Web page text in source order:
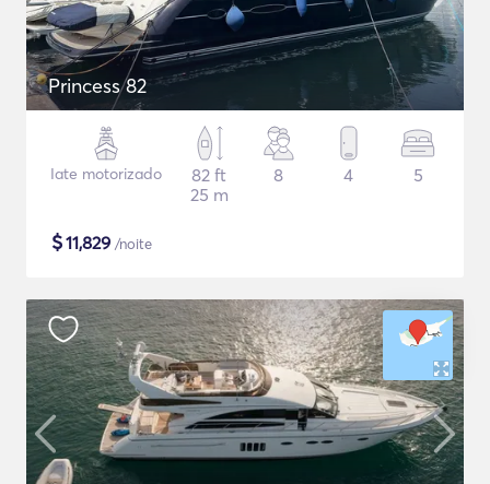
Princess 82
Iate motorizado
82 ft
25 m
8 4 5
$11,829 /noite